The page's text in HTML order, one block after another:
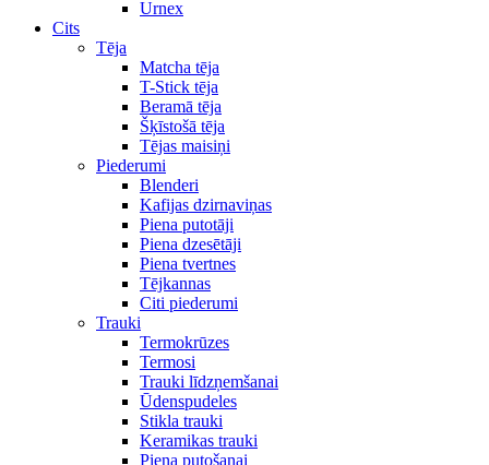
Urnex
Cits
Tēja
Matcha tēja
T-Stick tēja
Beramā tēja
Šķīstošā tēja
Tējas maisiņi
Piederumi
Blenderi
Kafijas dzirnaviņas
Piena putotāji
Piena dzesētāji
Piena tvertnes
Tējkannas
Citi piederumi
Trauki
Termokrūzes
Termosi
Trauki līdzņemšanai
Ūdenspudeles
Stikla trauki
Keramikas trauki
Piena putošanai